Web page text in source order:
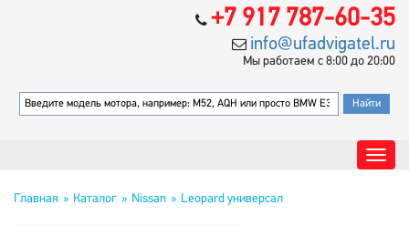
+7 917 787-60-35
info@ufadvigatel.ru
Мы работаем с 8:00 до 20:00
Главная Каталог Nissan Leopard универсал